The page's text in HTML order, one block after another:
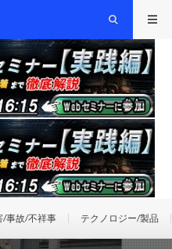
/事故/不祥事 テクノロジー/製品